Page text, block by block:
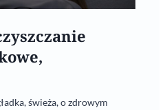
świeża, o zdrowym